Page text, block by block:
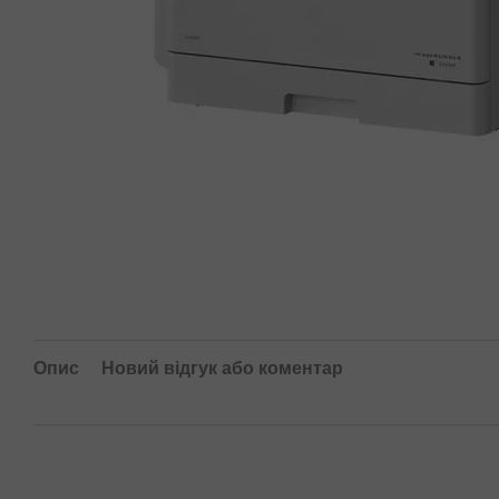
Опис Новий відгук або коментар